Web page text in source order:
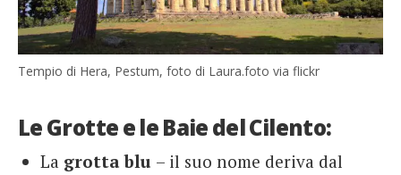
Tempio di Hera, Pestum, foto di Laura.foto via flickr
Le Grotte e le Baie del Cilento:
La grotta blu – il suo nome deriva dal